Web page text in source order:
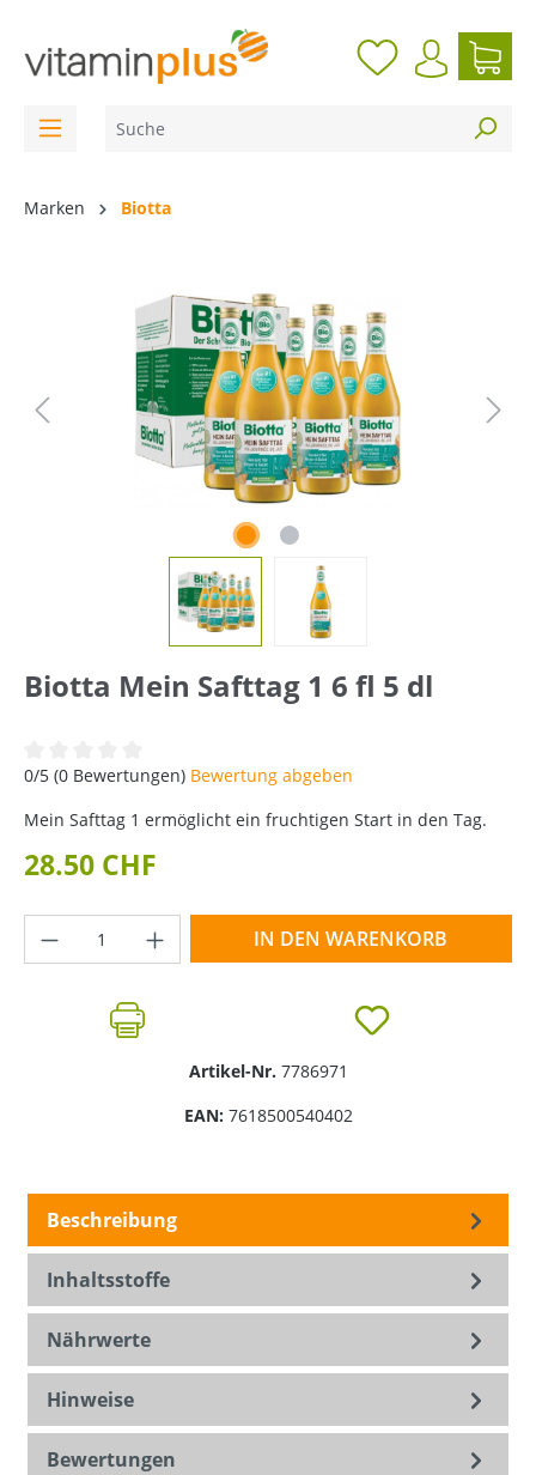
Marken Biotta
Biotta Mein Safttag 1 6 fl 5 dl
Durchschnittliche Bewertung von 0 von 5 Sternen
0/5 (0 Bewertungen) Bewertung abgeben
Mein Safttag 1 ermöglicht ein fruchtigen Start in den Tag.
28.50 CHF
Produkt Anzahl: Gib den gewünschten
IN DEN WARENKORB
Artikel-Nr. 7786971
EAN: 7618500540402
Beschreibung
Inhaltsstoffe
Nährwerte
Hinweise
Bewertungen